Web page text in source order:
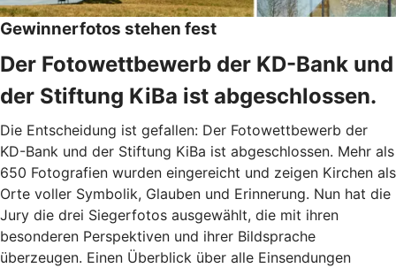
Gewinnerfotos stehen fest
Der Fotowettbewerb der KD-Bank und
der Stiftung KiBa ist abgeschlossen.
Die Entscheidung ist gefallen: Der Fotowettbewerb der
KD-Bank und der Stiftung KiBa ist abgeschlossen. Mehr als
650 Fotografien wurden eingereicht und zeigen Kirchen als
Orte voller Symbolik, Glauben und Erinnerung. Nun hat die
Jury die drei Siegerfotos ausgewählt, die mit ihren
besonderen Perspektiven und ihrer Bildsprache
überzeugen. Einen Überblick über alle Einsendungen